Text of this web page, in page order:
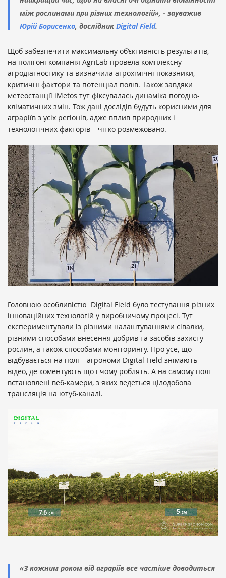
між рослинами при різних технологій», - зауважив
Юрій Борисенко, дослідник Digital Field.
Щоб забезпечити максимальну об’єктивність результатів,
на полігоні компанія AgriLab провела комплексну
агродіагностику та визначила агрохімічні показники,
критичні фактори та потенціал полів. Також завдяки
метеостанції iMetos тут фіксувалась динаміка погодно-
кліматичних змін. Тож дані дослідів будуть корисними для
аграріїв з усіх регіонів, адже вплив природних і
технологічних факторів – чітко розмежовано.
Головною особливістю Digital Field було тестування різних
інноваційних технологій у виробничому процесі. Тут
експериментували із різними налаштуваннями сівалки,
різними способами внесення добрив та засобів захисту
рослин, а також способами моніторингу. Про усе, що
відбувається на полі – агрономи Digital Field знімають
відео, де коментують що і чому роблять. А на самому полі
встановлені веб-камери, з яких ведеться цілодобова
трансляція на ютуб-каналі.
«З кожним роком від аграріїв все частіше доводиться